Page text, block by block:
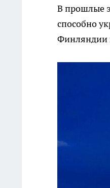
В прошлые
способно
Финляндии